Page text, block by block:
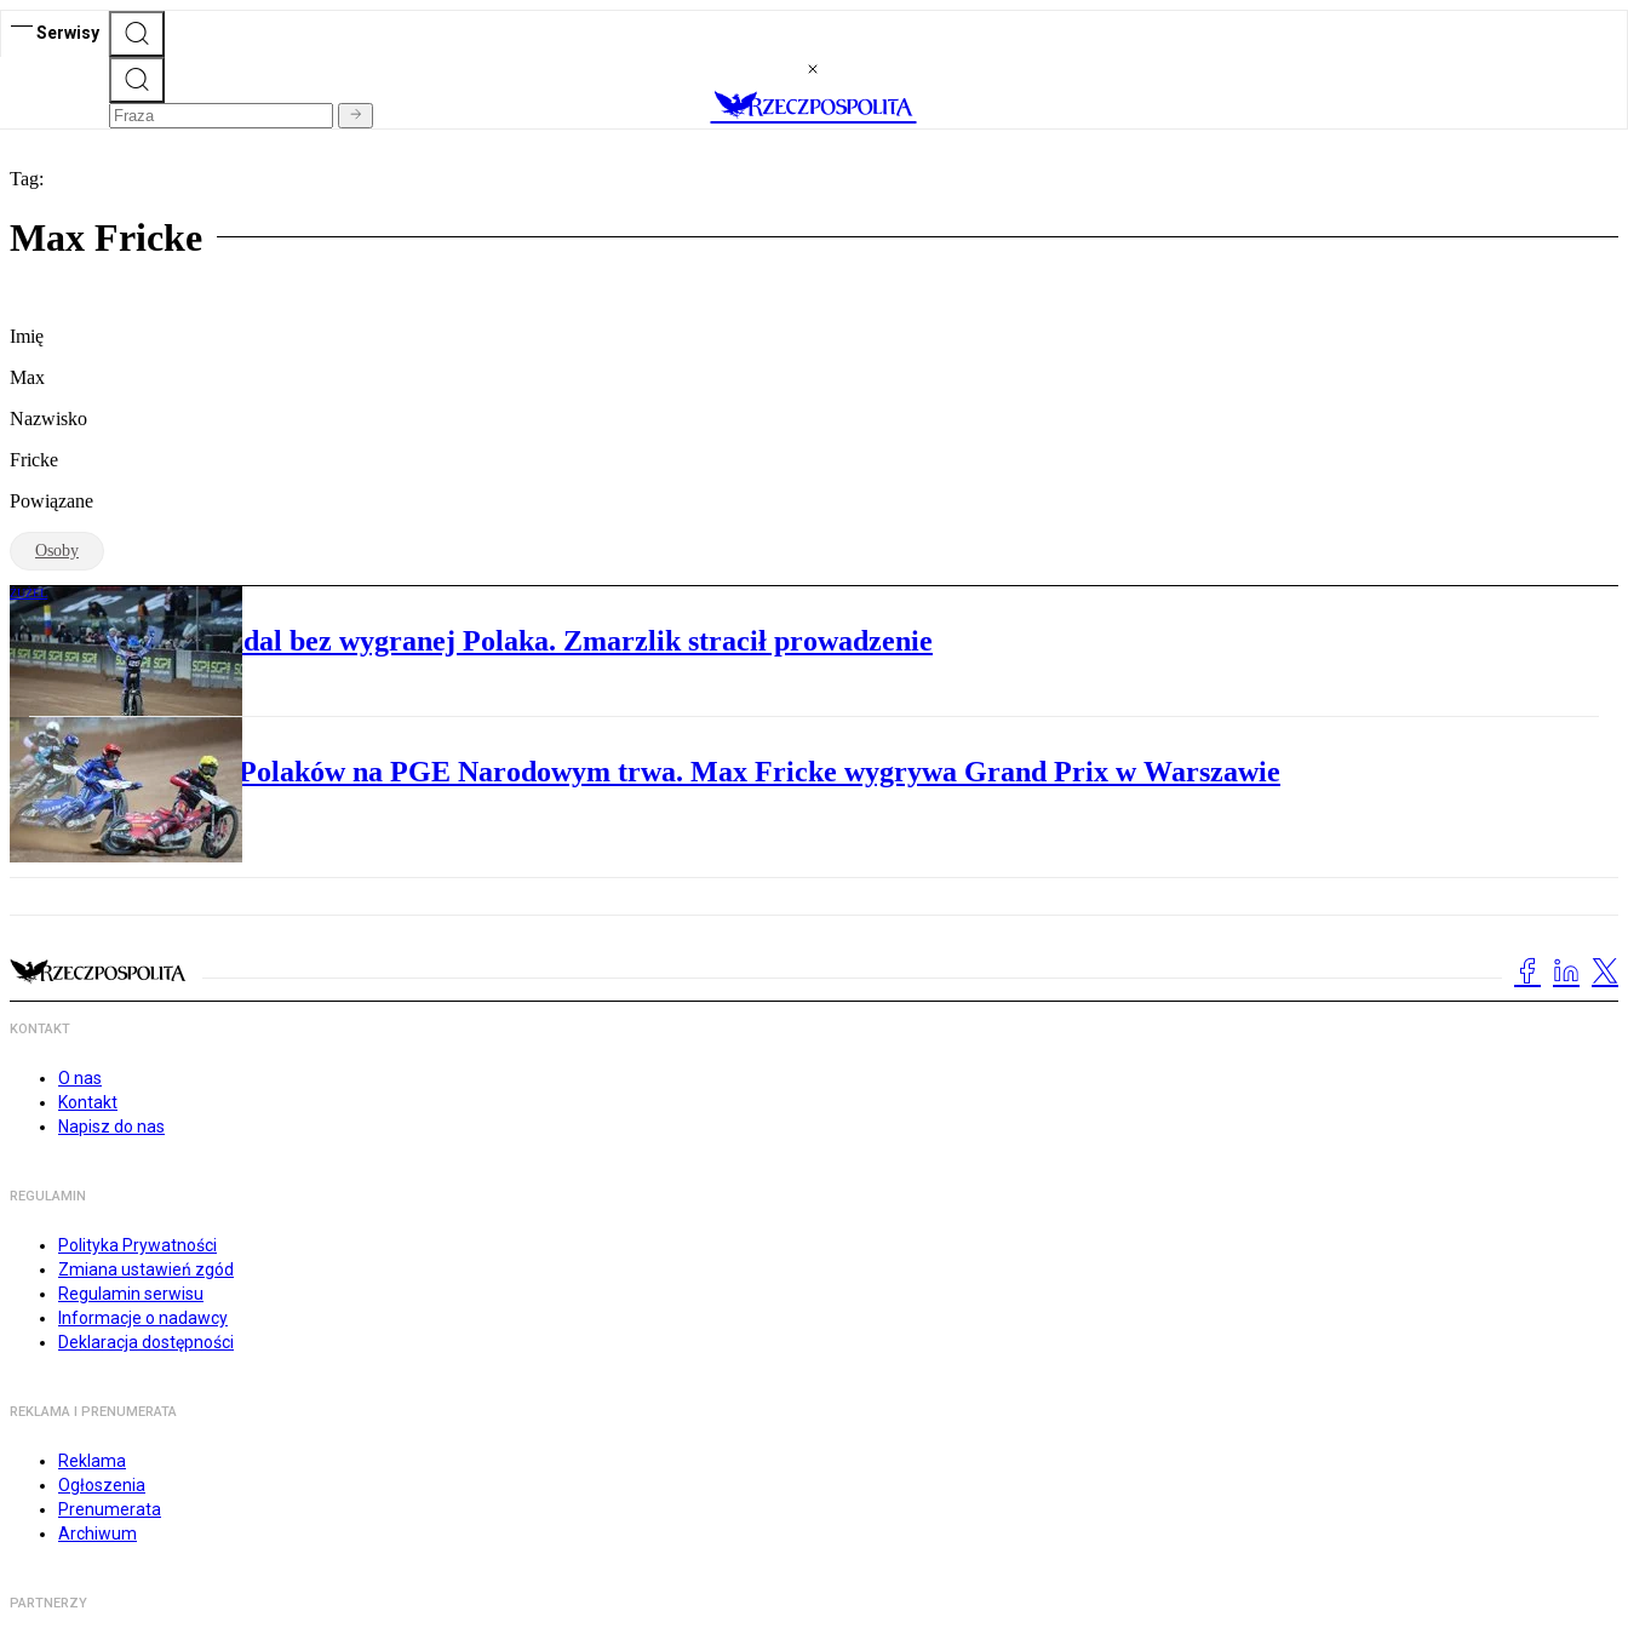
Serwisy
Tag:
Max Fricke
Imię
Max
Nazwisko
Fricke
Powiązane
Osoby
ŻUŻEL
PGE Narodowy nadal bez wygranej Polaka. Zmarzlik stracił prowadzenie
MOTO
Klątwa Polaków na PGE Narodowym trwa. Max Fricke wygrywa Grand Prix w Warszawie
KONTAKT
O nas
Kontakt
Napisz do nas
REGULAMIN
Polityka Prywatności
Zmiana ustawień zgód
Regulamin serwisu
Informacje o nadawcy
Deklaracja dostępności
REKLAMA I PRENUMERATA
Reklama
Ogłoszenia
Prenumerata
Archiwum
PARTNERZY